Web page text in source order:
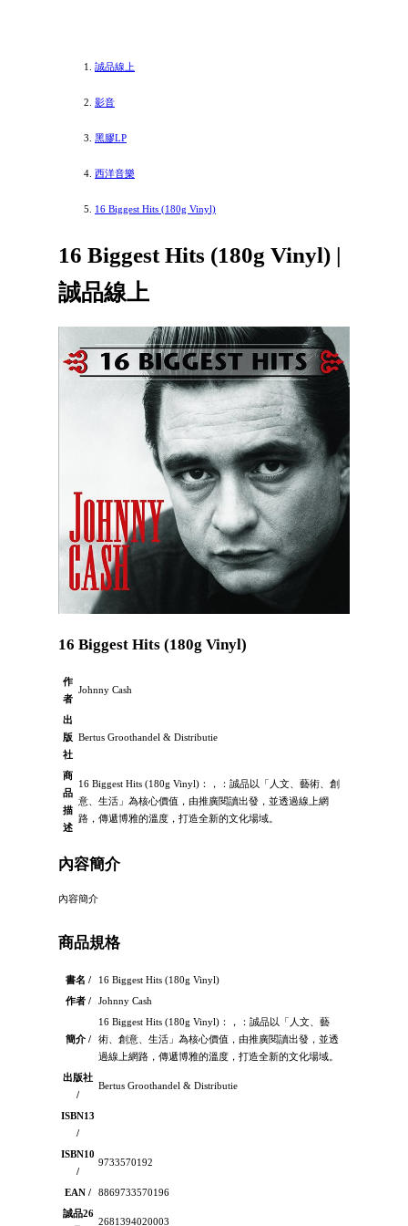
誠品線上
影音
黑膠LP
西洋音樂
16 Biggest Hits (180g Vinyl)
16 Biggest Hits (180g Vinyl) |
誠品線上
16 Biggest Hits (180g Vinyl)
作
者
Johnny Cash
出
版
社
Bertus Groothandel & Distributie
商
品
描
述
16 Biggest Hits (180g Vinyl)：，：誠品以「人文、藝術、創
意、生活」為核心價值，由推廣閱讀出發，並透過線上網
路，傳遞博雅的溫度，打造全新的文化場域。
內容簡介
內容簡介
商品規格
書名 /
16 Biggest Hits (180g Vinyl)
作者 /
Johnny Cash
簡介 /
16 Biggest Hits (180g Vinyl)：，：誠品以「人文、藝
術、創意、生活」為核心價值，由推廣閱讀出發，並透
過線上網路，傳遞博雅的溫度，打造全新的文化場域。
出版社
/
Bertus Groothandel & Distributie
ISBN13
/
ISBN10
/
9733570192
EAN /
8869733570196
誠品26
2681394020003